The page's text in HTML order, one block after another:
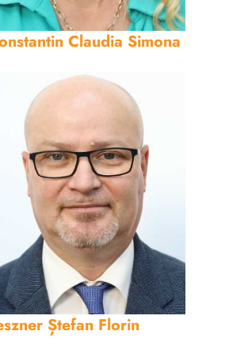
Claudia Simona
Ștefan Florin